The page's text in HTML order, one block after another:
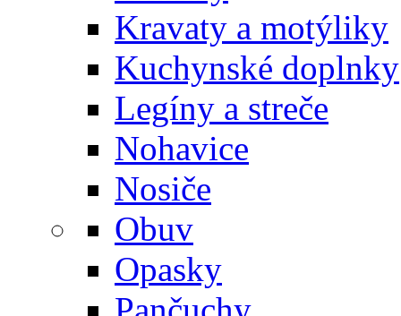
Kravaty a motýliky
Kuchynské doplnky
Legíny a streče
Nohavice
Nosiče
Obuv
Opasky